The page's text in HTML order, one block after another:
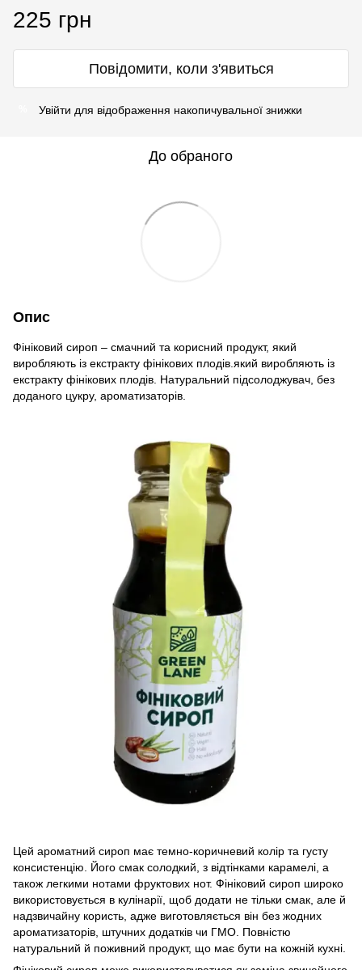
225 грн
Повідомити, коли з'явиться
Увійти для відображення накопичувальної знижки
До обраного
Опис
Фініковий сироп – смачний та корисний продукт, який
виробляють із екстракту фінікових плодів.який виробляють із
екстракту фінікових плодів. Натуральний підсолоджувач, без
доданого цукру, ароматизаторів.
Цей ароматний сироп має темно-коричневий колір та густу
консистенцію. Його смак солодкий, з відтінками карамелі, а
також легкими нотами фруктових нот. Фініковий сироп широко
використовується в кулінарії, щоб додати не тільки смак, але й
надзвичайну користь, адже виготовляється він без жодних
ароматизаторів, штучних додатків чи ГМО. Повністю
натуральний й поживний продукт, що має бути на кожній кухні.